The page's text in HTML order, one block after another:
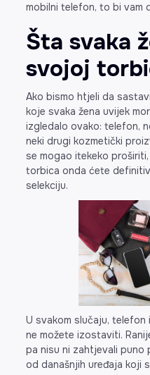
mobilni telefon, to bi vam
Šta svaka
svojoj
Ako bismo htjeli da
koje svaka žena uvijek
izgledalo ovako: telefon,
neki drugi kozmetički
se mogao itekeko
torbica onda ćete
selekciju.
U svakom slučaju,
ne možete izostaviti.
pa nisu ni zahtjevali puno
od današnjih uređaja koji